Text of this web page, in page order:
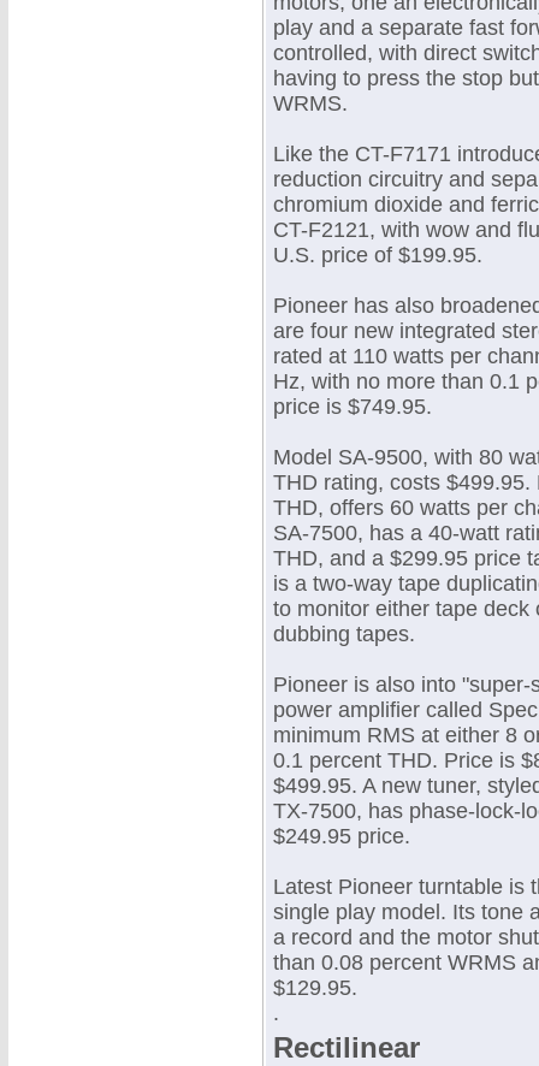
play and a separate fast
controlled, with direct
having to press the stop
WRMS.
Like the CT-F7171
reduction circuitry and
chromium dioxide and
CT-F2121, with wow and
U.S. price of $199.95.
Pioneer has also
are four new integrated
rated at 110 watts per
Hz, with no more than 0.1
price is $749.95.
Model SA-9500, with 80
THD rating, costs
THD, offers 60 watts per
SA-7500, has a 40-watt
THD, and a $299.95 price
is a two-way tape
to monitor either tape
dubbing tapes.
Pioneer is also into
power amplifier called
minimum RMS at either 8
0.1 percent THD. Price is
$499.95. A new tuner,
TX-7500, has phase-lock-
$249.95 price.
Latest Pioneer turntable is
single play model. Its tone
a record and the motor
than 0.08 percent WRMS
$129.95.
.
Rectilinear